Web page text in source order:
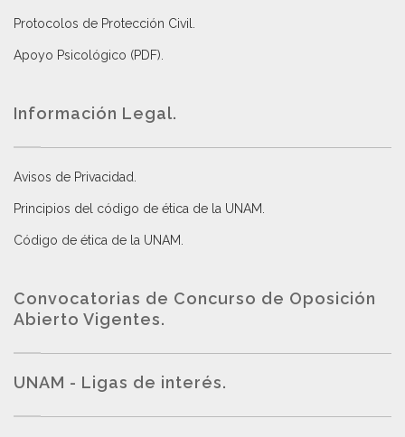
Protocolos de Protección Civil
Apoyo Psicológico (PDF)
Información Legal.
Avisos de Privacidad
Principios del código de ética de la UNAM
Código de ética de la UNAM
Convocatorias de Concurso de Oposición
Abierto Vigentes.
UNAM - Ligas de interés.